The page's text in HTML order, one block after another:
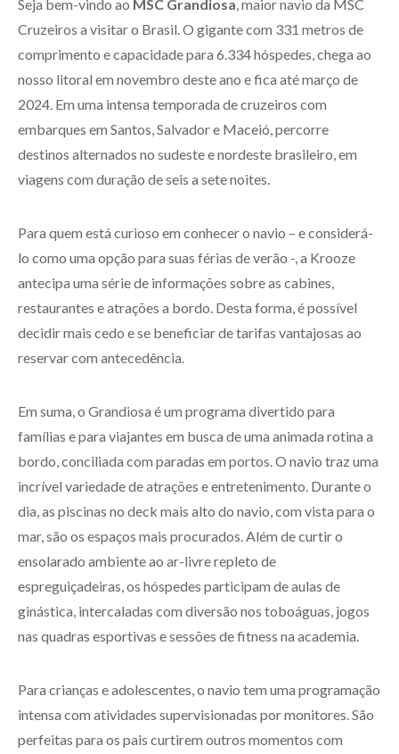
Seja bem-vindo ao MSC Grandiosa , maior navio da MSC
Cruzeiros a visitar o Brasil. O gigante com 331 metros de
comprimento e capacidade para 6.334 hóspedes, chega ao
nosso litoral em novembro deste ano e fica até março de
2024. Em uma intensa temporada de cruzeiros com
embarques em Santos, Salvador e Maceió, percorre
destinos alternados no sudeste e nordeste brasileiro, em
viagens com duração de seis a sete noites.
Para quem está curioso em conhecer o navio – e considerá-
lo como uma opção para suas férias de verão -, a Krooze
antecipa uma série de informações sobre as cabines,
restaurantes e atrações a bordo. Desta forma, é possível
decidir mais cedo e se beneficiar de tarifas vantajosas ao
reservar com antecedência.
Em suma, o Grandiosa é um programa divertido para
famílias e para viajantes em busca de uma animada rotina a
bordo, conciliada com paradas em portos. O navio traz uma
incrível variedade de atrações e entretenimento. Durante o
dia, as piscinas no deck mais alto do navio, com vista para o
mar, são os espaços mais procurados. Além de curtir o
ensolarado ambiente ao ar-livre repleto de
espreguiçadeiras, os hóspedes participam de aulas de
ginástica, intercaladas com diversão nos toboáguas, jogos
nas quadras esportivas e sessões de fitness na academia.
Para crianças e adolescentes, o navio tem uma programação
intensa com atividades supervisionadas por monitores. São
perfeitas para os pais curtirem outros momentos com